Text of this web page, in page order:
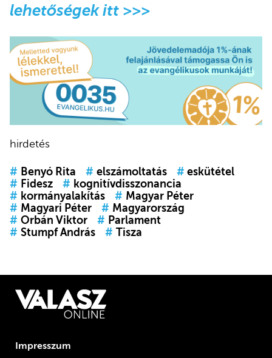
lehetőségek itt >>>
hirdetés
# Benyó Rita # elszámoltatás # eskütétel
# Fidesz # kognitívdisszonancia
# kormányalakítás # Magyar Péter
# Magyari Péter # Magyarország
# Orbán Viktor # Parlament
# Stumpf András # Tisza
Impresszum